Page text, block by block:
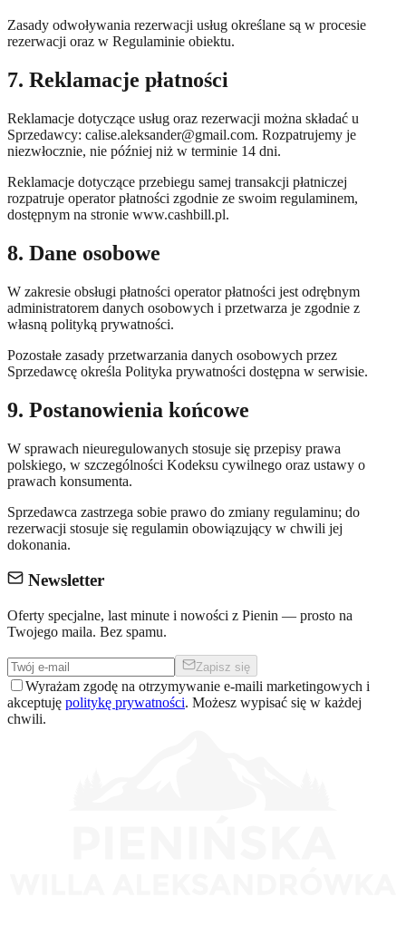
Zasady odwoływania rezerwacji usług określane są w procesie
rezerwacji oraz w Regulaminie obiektu.
7. Reklamacje płatności
Reklamacje dotyczące usług oraz rezerwacji można składać u
Sprzedawcy: calise.aleksander@gmail.com. Rozpatrujemy je
niezwłocznie, nie później niż w terminie 14 dni.
Reklamacje dotyczące przebiegu samej transakcji płatniczej
rozpatruje operator płatności zgodnie ze swoim regulaminem,
dostępnym na stronie www.cashbill.pl.
8. Dane osobowe
W zakresie obsługi płatności operator płatności jest odrębnym
administratorem danych osobowych i przetwarza je zgodnie z
własną polityką prywatności.
Pozostałe zasady przetwarzania danych osobowych przez
Sprzedawcę określa Polityka prywatności dostępna w serwisie.
9. Postanowienia końcowe
W sprawach nieuregulowanych stosuje się przepisy prawa
polskiego, w szczególności Kodeksu cywilnego oraz ustawy o
prawach konsumenta.
Sprzedawca zastrzega sobie prawo do zmiany regulaminu; do
rezerwacji stosuje się regulamin obowiązujący w chwili jej
dokonania.
Newsletter
Oferty specjalne, last minute i nowości z Pienin — prosto na
Twojego maila. Bez spamu.
Zapisz się
Wyrażam zgodę na otrzymywanie e-maili marketingowych i
akceptuję politykę prywatności. Możesz wypisać się w każdej
chwili.